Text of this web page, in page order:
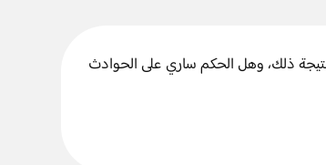
ذلك، وهل الحكم ساري على الحوادث